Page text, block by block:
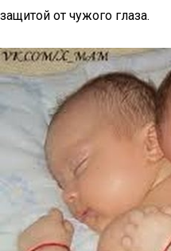
защитой от чужого глаза.